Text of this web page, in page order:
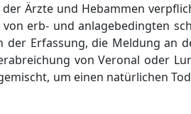
Ärzte und Hebammen
erb- und anlagebedingten
Erfassung, die Meldung an
von Veronal oder
um einen natürlichen